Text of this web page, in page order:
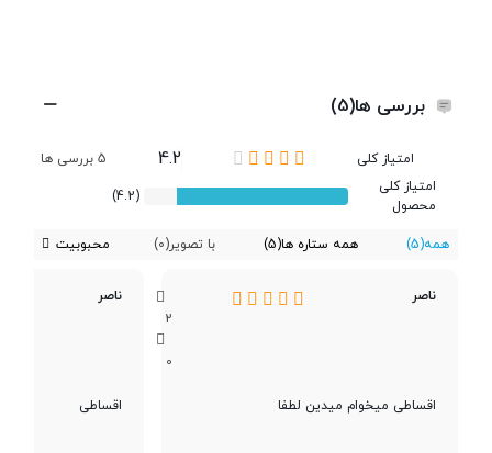
دوربین
مشخصات دوربین 12 مگاپیکسل
بررسی ها(5)
امتیاز کلی 4.2
5 بررسی ها
امتیاز کلی
محصول
(4.2)
همه(5) همه ستاره ها(5) با تصویر(0) محبوبیت
ناصر
2
0
اقساطی میخوام میدین لطفا
ناصر
اقساطی